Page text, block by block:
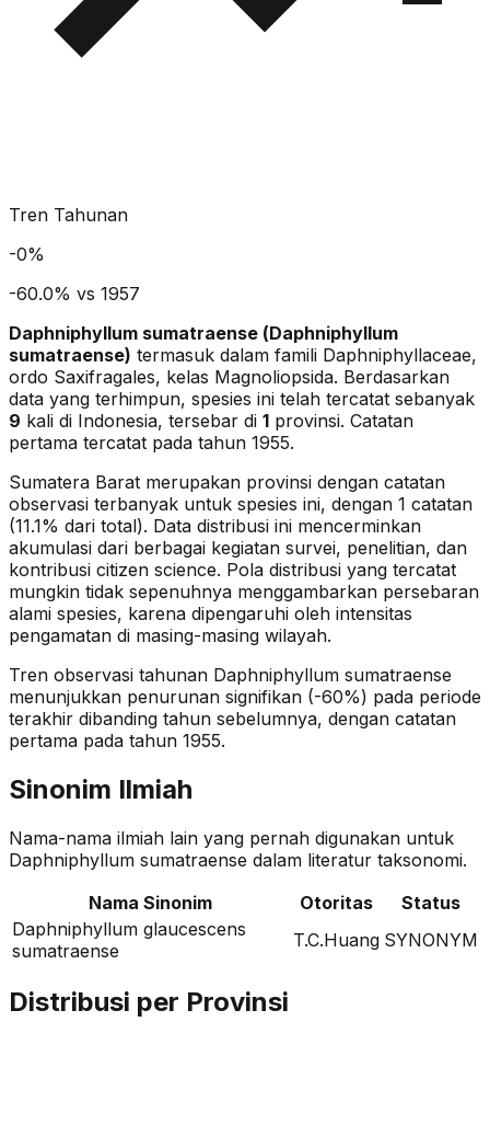
Tren Tahunan
-0%
-60.0% vs 1957
Daphniphyllum sumatraense (Daphniphyllum
sumatraense) termasuk dalam famili Daphniphyllaceae,
ordo Saxifragales, kelas Magnoliopsida. Berdasarkan
data yang terhimpun, spesies ini telah tercatat sebanyak
9 kali di Indonesia, tersebar di 1 provinsi. Catatan
pertama tercatat pada tahun 1955.
Sumatera Barat merupakan provinsi dengan catatan
observasi terbanyak untuk spesies ini, dengan 1 catatan
(11.1% dari total). Data distribusi ini mencerminkan
akumulasi dari berbagai kegiatan survei, penelitian, dan
kontribusi citizen science. Pola distribusi yang tercatat
mungkin tidak sepenuhnya menggambarkan persebaran
alami spesies, karena dipengaruhi oleh intensitas
pengamatan di masing-masing wilayah.
Tren observasi tahunan Daphniphyllum sumatraense
menunjukkan penurunan signifikan (-60%) pada periode
terakhir dibanding tahun sebelumnya, dengan catatan
pertama pada tahun 1955.
Sinonim Ilmiah
Nama-nama ilmiah lain yang pernah digunakan untuk
Daphniphyllum sumatraense dalam literatur taksonomi.
Nama Sinonim
Otoritas
Status
Daphniphyllum glaucescens
sumatraense
T.C.Huang SYNONYM
Distribusi per Provinsi